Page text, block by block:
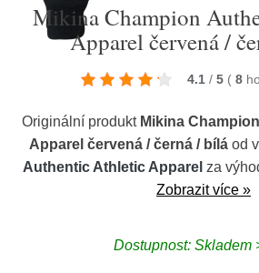
Mikina Champion
Apparel červená /
4.1 / 5 ( 8
Originální produkt Mikina
Apparel červená / černá / bílá od
Authentic Athletic Apparel za
Zobrazit více »
Dostupnost: Skladem